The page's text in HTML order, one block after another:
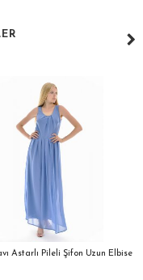
Astarlı Pileli Şifon Uzun Elbise